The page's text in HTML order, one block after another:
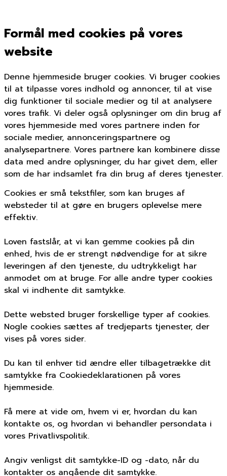
Formål med cookies på vores
website
Denne hjemmeside bruger cookies. Vi bruger cookies
til at tilpasse vores indhold og annoncer, til at vise
dig funktioner til sociale medier og til at analysere
vores trafik. Vi deler også oplysninger om din brug af
vores hjemmeside med vores partnere inden for
sociale medier, annonceringspartnere og
analysepartnere. Vores partnere kan kombinere disse
data med andre oplysninger, du har givet dem, eller
som de har indsamlet fra din brug af deres tjenester.
Cookies er små tekstfiler, som kan bruges af
websteder til at gøre en brugers oplevelse mere
effektiv.
Loven fastslår, at vi kan gemme cookies på din
enhed, hvis de er strengt nødvendige for at sikre
leveringen af den tjeneste, du udtrykkeligt har
anmodet om at bruge. For alle andre typer cookies
skal vi indhente dit samtykke.
Dette websted bruger forskellige typer af cookies.
Nogle cookies sættes af tredjeparts tjenester, der
vises på vores sider.
Du kan til enhver tid ændre eller tilbagetrække dit
samtykke fra Cookiedeklarationen på vores
hjemmeside.
Få mere at vide om, hvem vi er, hvordan du kan
kontakte os, og hvordan vi behandler persondata i
vores Privatlivspolitik.
Angiv venligst dit samtykke-ID og -dato, når du
kontakter os angående dit samtykke.